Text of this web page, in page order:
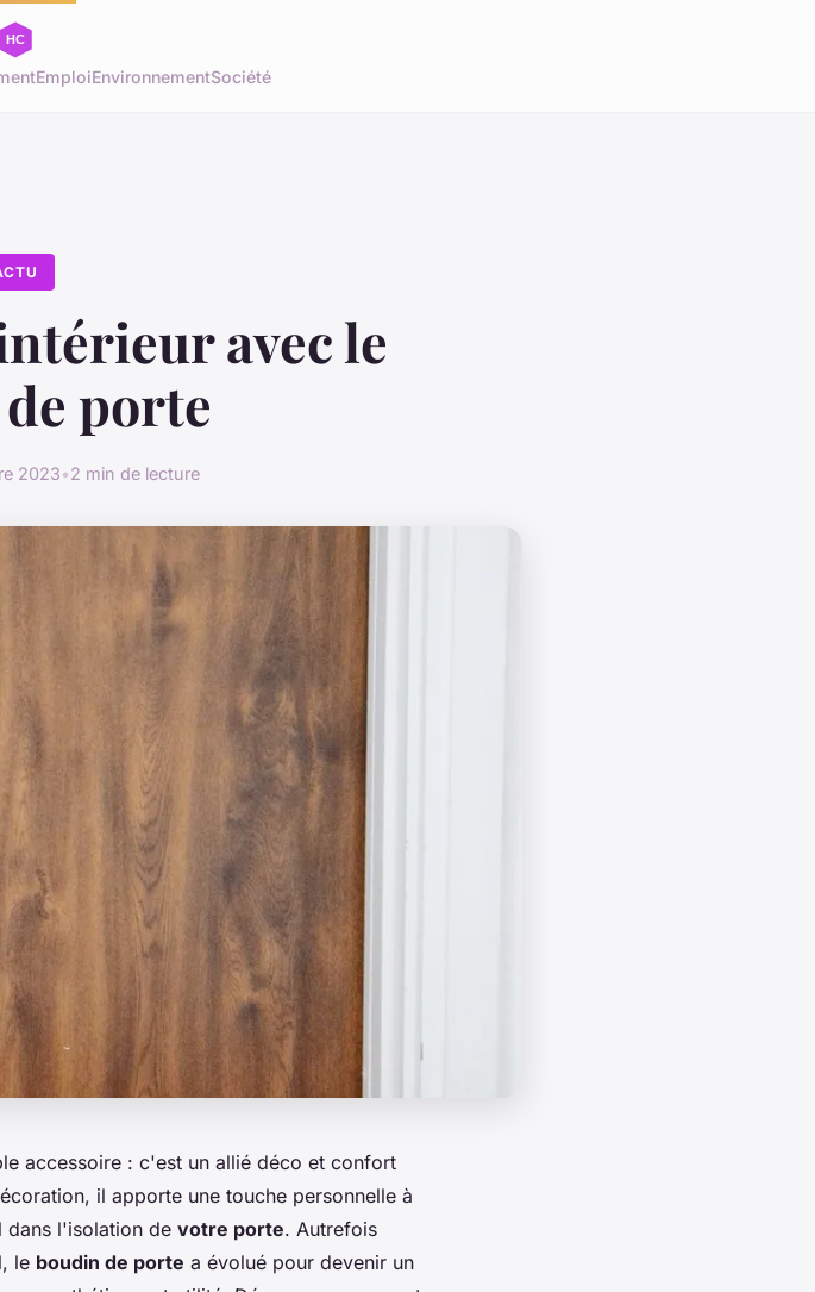
EmploiEnvironnementSociété
avec le
porte
2023•2 min de lecture
accessoire : c'est un allié déco et confort
il apporte une touche personnelle à
dans l'isolation de votre porte. Autrefois
le boudin de porte a évolué pour devenir un